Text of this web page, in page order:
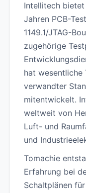
Intellitech
Jahren PCB-
1149.1/JTAG-
zugehörige
hat wesentliche
verwandter
mitentwickelt.
weltweit von
Luft- und
und
Tomachie
Erfahrung bei
Schaltplänen